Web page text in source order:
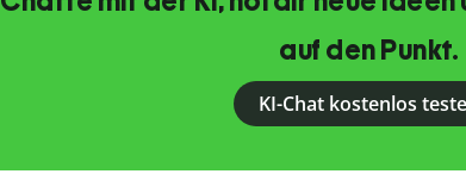
auf den Punkt.
KI-Chat kostenlos